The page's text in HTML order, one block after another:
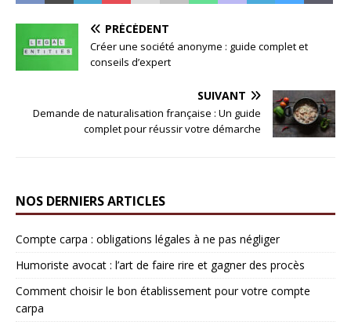
PRÉCÉDENT
Créer une société anonyme : guide complet et
conseils d’expert
SUIVANT
Demande de naturalisation française : Un guide
complet pour réussir votre démarche
NOS DERNIERS ARTICLES
Compte carpa : obligations légales à ne pas négliger
Humoriste avocat : l’art de faire rire et gagner des procès
Comment choisir le bon établissement pour votre compte
carpa